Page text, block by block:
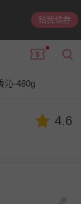
點我領券
沁-480g
4.6